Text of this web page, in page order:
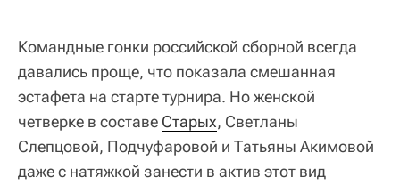
Командные гонки российской сборной всегда
давались проще, что показала смешанная
эстафета на старте турнира. Но женской
четверке в составе Старых, Светланы
Слепцовой, Подчуфаровой и Татьяны Акимовой
даже с натяжкой занести в актив этот вид